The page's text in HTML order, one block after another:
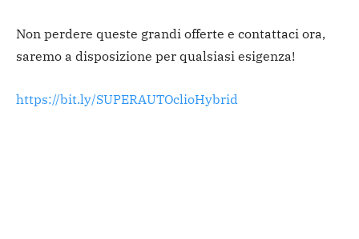
Non perdere queste grandi offerte e contattaci ora,
saremo a disposizione per qualsiasi esigenza!
https://bit.ly/SUPERAUTOclioHybrid